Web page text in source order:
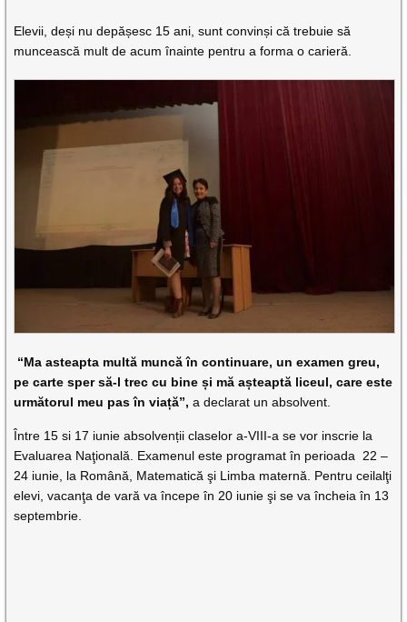
Elevii, deși nu depășesc 15 ani, sunt convinși că trebuie să
muncească mult de acum înainte pentru a forma o carieră.
“Ma asteapta multă muncă în continuare, un examen greu,
pe carte sper să-l trec cu bine și mă așteaptă liceul, care este
următorul meu pas în viață”,a declarat un absolvent.
Între 15 si 17 iunie absolvenții claselor a-VIII-a se vor inscrie la
Evaluarea Naţională. Examenul este programat în perioada 22 –
24 iunie, la Română, Matematică şi Limba maternă. Pentru ceilalţi
elevi, vacanţa de vară va începe în 20 iunie şi se va încheia în 13
septembrie.